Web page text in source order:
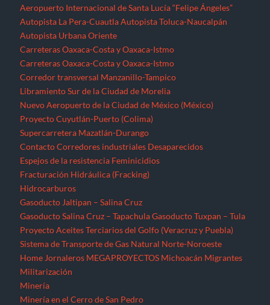
Aeropuerto Internacional de Santa Lucía “Felipe Ángeles”
Autopista La Pera-Cuautla Autopista Toluca-Naucalpán
Autopista Urbana Oriente
Carreteras Oaxaca-Costa y Oaxaca-Istmo
Carreteras Oaxaca-Costa y Oaxaca-Istmo
Corredor transversal Manzanillo-Tampico
Libramiento Sur de la Ciudad de Morelia
Nuevo Aeropuerto de la Ciudad de México (México)
Proyecto Cuyutlán-Puerto (Colima)
Supercarretera Mazatlán-Durango
Contacto Corredores industriales Desaparecidos
Espejos de la resistencia Feminicidios
Fracturación Hidráulica (Fracking)
Hidrocarburos
Gasoducto Jaltipan – Salina Cruz
Gasoducto Salina Cruz – Tapachula Gasoducto Tuxpan – Tula
Proyecto Aceites Terciarios del Golfo (Veracruz y Puebla)
Sistema de Transporte de Gas Natural Norte-Noroeste
Home Jornaleros MEGAPROYECTOS Michoacán Migrantes
Militarización
Minería
Minería en el Cerro de San Pedro